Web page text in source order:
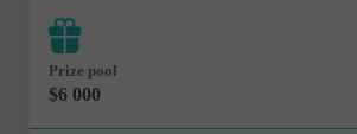
Prize pool
$6 000